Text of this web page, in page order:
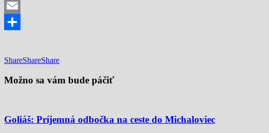
Mastodon
Email
ShareShareShare
Možno sa vám bude páčiť
Goliáš: Príjemná odbočka na ceste do Michaloviec